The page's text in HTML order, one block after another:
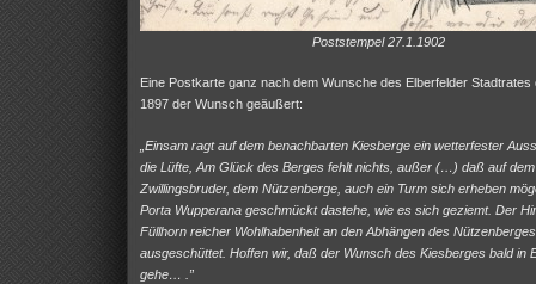
Poststempel 27.1.1902
Eine Postkarte ganz nach dem Wunsche des Elberfelder Stadtrates
1897 der Wunsch geäußert:
„Einsam ragt auf dem benachbarten Kiesberge ein wetterfester
die Lüfte, Am Glück des Berges fehlt nichts, außer (…) daß auf dem
Zwillingsbruder, dem Nützenberge, auch ein Turm sich erheben
Porta Wupperana geschmückt dastehe, wie es sich geziemt. Der
Füllhorn reicher Wohlhabenheit an den Abhängen des Nützenberges
ausgeschüttet. Hoffen wir, daß der Wunsch des Kiesberges bald in
gehe… .”